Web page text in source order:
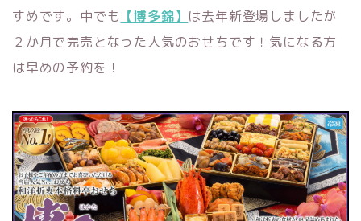
すめです。中でも 【博多錦】 は去年新登場しましたが
２か月で完売となった人気のおせちです！気になる方
は早めの予約を！